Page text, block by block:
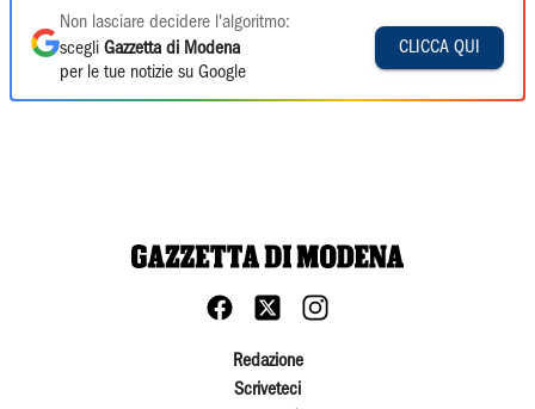
Non lasciare decidere l'algoritmo:
scegli Gazzetta di Modena
per le tue notizie su Google
CLICCA QUI
Redazione
Scriveteci